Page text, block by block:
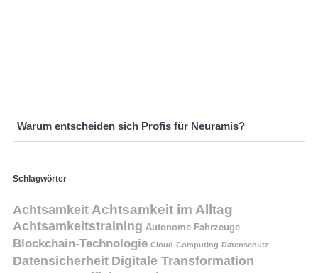
Warum entscheiden sich Profis für Neuramis?
Schlagwörter
AchtsamkeitAchtsamkeit im Alltag
Achtsamkeitstraining Autonome Fahrzeuge
Blockchain-Technologie Cloud-Computing Datenschutz
Datensicherheit Digitale Transformation